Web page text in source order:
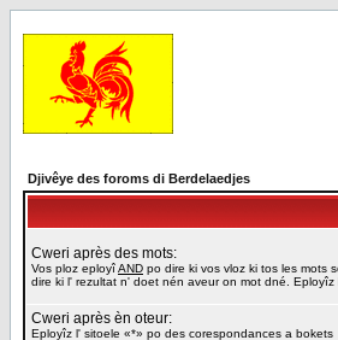
Djivêye des foroms di Berdelaedjes
Cweri après des mots:
Vos ploz eployîAND po dire ki vos vloz ki tos les mots
dire ki l' rezultat n' doet nén aveur on mot dné.
Cweri après èn oteur:
Eployîz l' sitoele «*» po des corespondances a bokets